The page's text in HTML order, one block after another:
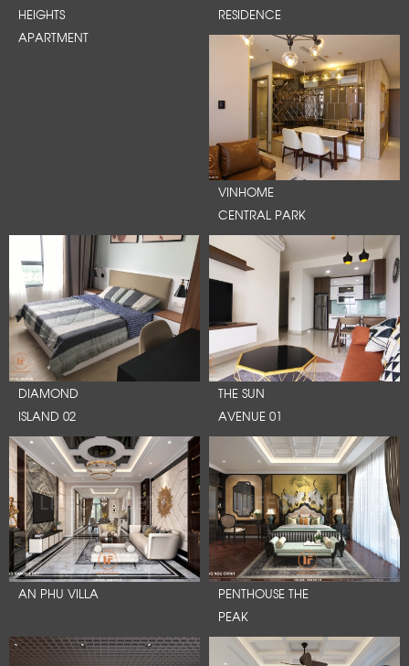
HEIGHTS
APARTMENT
RESIDENCE
VINHOME
CENTRAL PARK
DIAMOND
ISLAND 02
THE SUN
AVENUE 01
AN PHU VILLA
PENTHOUSE THE
PEAK